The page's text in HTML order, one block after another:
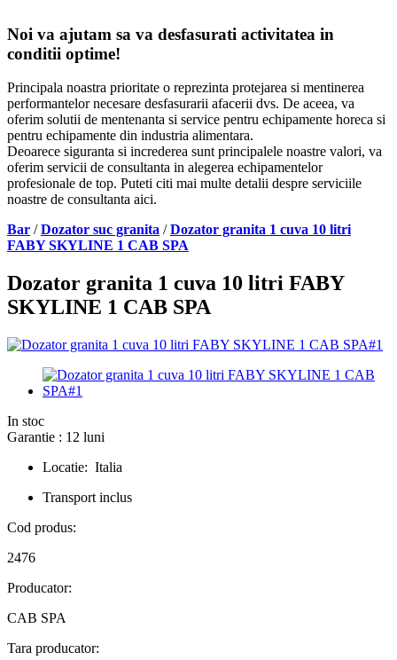
Noi va ajutam sa va desfasurati activitatea in
conditii optime!
Principala noastra prioritate o reprezinta protejarea si mentinerea
performantelor necesare desfasurarii afacerii dvs. De aceea, va
oferim solutii de mentenanta si service pentru echipamente horeca si
pentru echipamente din industria alimentara.
Deoarece siguranta si increderea sunt principalele noastre valori, va
oferim servicii de consultanta in alegerea echipamentelor
profesionale de top. Puteti citi mai multe detalii despre serviciile
noastre de consultanta aici.
Bar /Dozator suc granita /Dozator granita 1 cuva 10 litri
FABY SKYLINE 1 CAB SPA
Dozator granita 1 cuva 10 litri FABY
SKYLINE 1 CAB SPA
In stoc
Garantie : 12 luni
Locatie: Italia
Transport inclus
Cod produs:
2476
Producator:
CAB SPA
Tara producator: